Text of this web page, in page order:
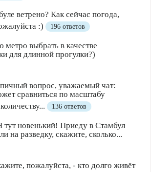
Не очень
ветрено? Как сейчас погода,
:)
196 ответов
выбрать в качестве
для длинной прогулки?)
вопрос, уважаемый чат:
сравниться по масштабу
136 ответов
тут новенький! Приеду в Стамбул
на разведку, скажите, сколько...
пожалуйста, - кто долго живёт